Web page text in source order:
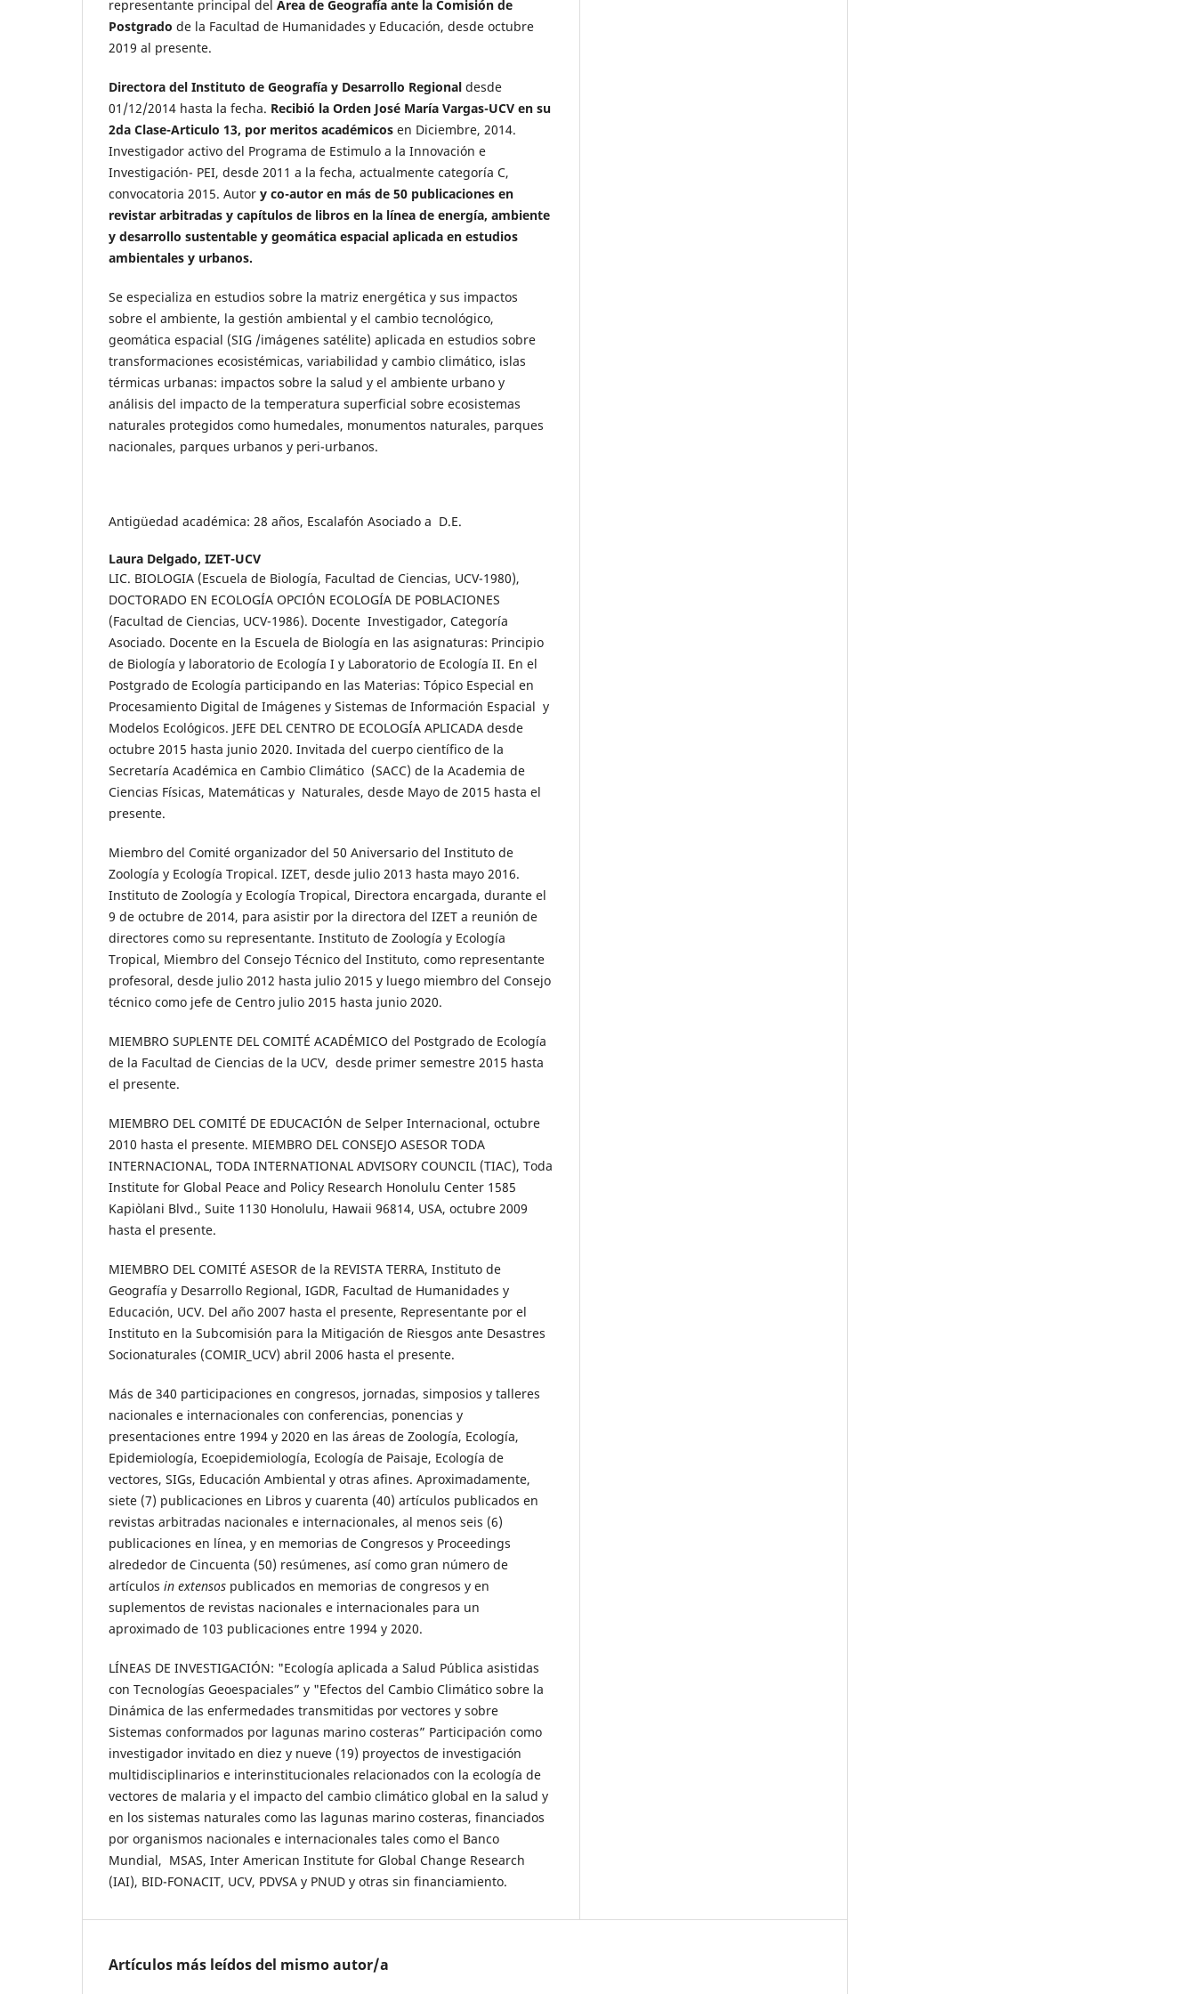
representante principal del Área de Geografía ante la Comisión de
Postgrado de la Facultad de Humanidades y Educación, desde octubre
2019 al presente.
Directora del Instituto de Geografía y Desarrollo Regional desde
01/12/2014 hasta la fecha. Recibió la Orden José María Vargas-UCV en su
2da Clase-Articulo 13, por meritos académicos en Diciembre, 2014.
Investigador activo del Programa de Estimulo a la Innovación e
Investigación- PEI, desde 2011 a la fecha, actualmente categoría C,
convocatoria 2015. Autor y co-autor en más de 50 publicaciones en
revistar arbitradas y capítulos de libros en la línea de energía, ambiente
y desarrollo sustentable y geomática espacial aplicada en estudios
ambientales y urbanos.
Se especializa en estudios sobre la matriz energética y sus impactos
sobre el ambiente, la gestión ambiental y el cambio tecnológico,
geomática espacial (SIG /imágenes satélite) aplicada en estudios sobre
transformaciones ecosistémicas, variabilidad y cambio climático, islas
térmicas urbanas: impactos sobre la salud y el ambiente urbano y
análisis del impacto de la temperatura superficial sobre ecosistemas
naturales protegidos como humedales, monumentos naturales, parques
nacionales, parques urbanos y peri-urbanos.
Antigüedad académica: 28 años, Escalafón Asociado a D.E.
Laura Delgado, IZET-UCV
LIC. BIOLOGIA (Escuela de Biología, Facultad de Ciencias, UCV-1980),
DOCTORADO EN ECOLOGÍA OPCIÓN ECOLOGÍA DE POBLACIONES
(Facultad de Ciencias, UCV-1986). Docente Investigador, Categoría
Asociado. Docente en la Escuela de Biología en las asignaturas: Principio
de Biología y laboratorio de Ecología I y Laboratorio de Ecología II. En el
Postgrado de Ecología participando en las Materias: Tópico Especial en
Procesamiento Digital de Imágenes y Sistemas de Información Espacial y
Modelos Ecológicos. JEFE DEL CENTRO DE ECOLOGÍA APLICADA desde
octubre 2015 hasta junio 2020. Invitada del cuerpo científico de la
Secretaría Académica en Cambio Climático (SACC) de la Academia de
Ciencias Físicas, Matemáticas y Naturales, desde Mayo de 2015 hasta el
presente.
Miembro del Comité organizador del 50 Aniversario del Instituto de
Zoología y Ecología Tropical. IZET, desde julio 2013 hasta mayo 2016.
Instituto de Zoología y Ecología Tropical, Directora encargada, durante el
9 de octubre de 2014, para asistir por la directora del IZET a reunión de
directores como su representante. Instituto de Zoología y Ecología
Tropical, Miembro del Consejo Técnico del Instituto, como representante
profesoral, desde julio 2012 hasta julio 2015 y luego miembro del Consejo
técnico como jefe de Centro julio 2015 hasta junio 2020.
MIEMBRO SUPLENTE DEL COMITÉ ACADÉMICO del Postgrado de Ecología
de la Facultad de Ciencias de la UCV, desde primer semestre 2015 hasta
el presente.
MIEMBRO DEL COMITÉ DE EDUCACIÓN de Selper Internacional, octubre
2010 hasta el presente. MIEMBRO DEL CONSEJO ASESOR TODA
INTERNACIONAL, TODA INTERNATIONAL ADVISORY COUNCIL (TIAC), Toda
Institute for Global Peace and Policy Research Honolulu Center 1585
Kapi`olani Blvd., Suite 1130 Honolulu, Hawaii 96814, USA, octubre 2009
hasta el presente.
MIEMBRO DEL COMITÉ ASESOR de la REVISTA TERRA, Instituto de
Geografía y Desarrollo Regional, IGDR, Facultad de Humanidades y
Educación, UCV. Del año 2007 hasta el presente, Representante por el
Instituto en la Subcomisión para la Mitigación de Riesgos ante Desastres
Socionaturales (COMIR_UCV) abril 2006 hasta el presente.
Más de 340 participaciones en congresos, jornadas, simposios y talleres
nacionales e internacionales con conferencias, ponencias y
presentaciones entre 1994 y 2020 en las áreas de Zoología, Ecología,
Epidemiología, Ecoepidemiología, Ecología de Paisaje, Ecología de
vectores, SIGs, Educación Ambiental y otras afines. Aproximadamente,
siete (7) publicaciones en Libros y cuarenta (40) artículos publicados en
revistas arbitradas nacionales e internacionales, al menos seis (6)
publicaciones en línea, y en memorias de Congresos y Proceedings
alrededor de Cincuenta (50) resúmenes, así como gran número de
artículos in extensos publicados en memorias de congresos y en
suplementos de revistas nacionales e internacionales para un
aproximado de 103 publicaciones entre 1994 y 2020.
LÍNEAS DE INVESTIGACIÓN: "Ecología aplicada a Salud Pública asistidas
con Tecnologías Geoespaciales” y "Efectos del Cambio Climático sobre la
Dinámica de las enfermedades transmitidas por vectores y sobre
Sistemas conformados por lagunas marino costeras” Participación como
investigador invitado en diez y nueve (19) proyectos de investigación
multidisciplinarios e interinstitucionales relacionados con la ecología de
vectores de malaria y el impacto del cambio climático global en la salud y
en los sistemas naturales como las lagunas marino costeras, financiados
por organismos nacionales e internacionales tales como el Banco
Mundial, MSAS, Inter American Institute for Global Change Research
(IAI), BID-FONACIT, UCV, PDVSA y PNUD y otras sin financiamiento.
Artículos más leídos del mismo autor/a